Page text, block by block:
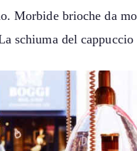
brioche da
schiuma del